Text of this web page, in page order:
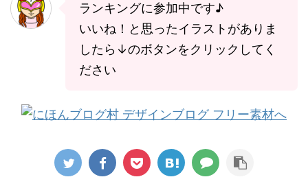
ランキングに参加中です♪
いいね！と思ったイラストがありま
したら↓のボタンをクリックしてく
ださい